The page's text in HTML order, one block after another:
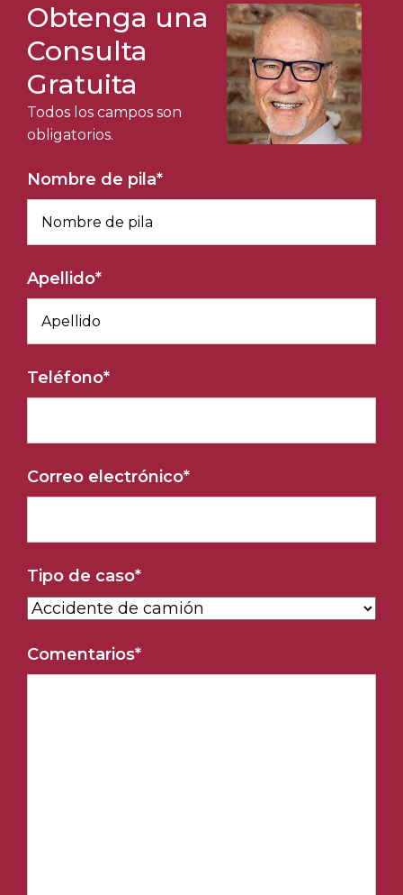
Obtenga una
Consulta
Gratuita
Todos los campos son
obligatorios.
Nombre de pila*
Apellido*
Teléfono*
Correo electrónico*
Tipo de caso*
Comentarios*